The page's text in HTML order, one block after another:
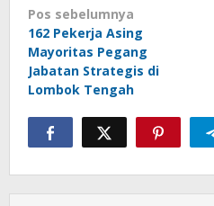
Navigasi
pos
Pos sebelumnya
162 Pekerja Asing
Mayoritas Pegang
Jabatan Strategis di
Lombok Tengah